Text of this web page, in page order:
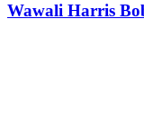
Wawali Harris